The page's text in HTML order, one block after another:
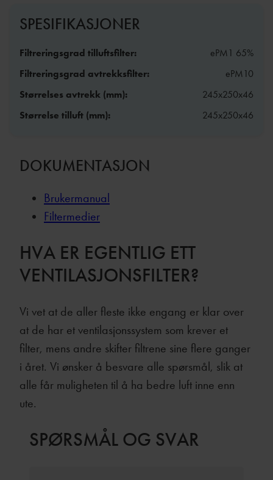
SPESIFIKASJONER
Filtreringsgrad tilluftsfilter:
ePM1 65%
Filtreringsgrad avtrekksfilter:
ePM10
Størrelses avtrekk (mm):
245x250x46
Størrelse tilluft (mm):
245x250x46
DOKUMENTASJON
Brukermanual
Filtermedier
HVA ER EGENTLIG ETT
VENTILASJONSFILTER?
Vi vet at de aller fleste ikke engang er klar over
at de har et ventilasjonssystem som krever et
filter, mens andre skifter filtrene sine flere ganger
i året. Vi ønsker å besvare alle spørsmål, slik at
alle får muligheten til å ha bedre luft inne enn
ute.
SPØRSMÅL OG SVAR